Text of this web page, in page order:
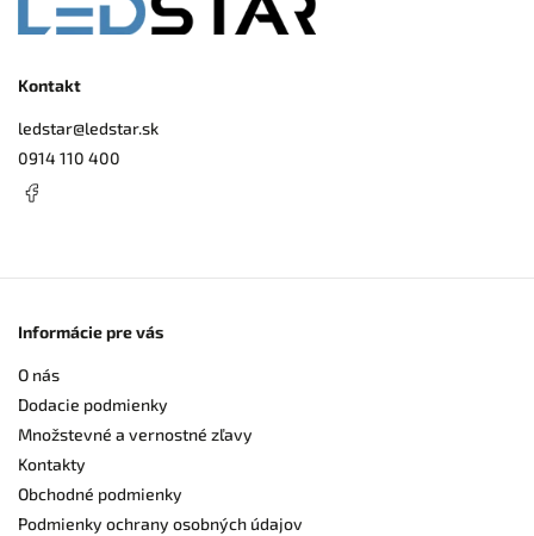
Kontakt
ledstar@ledstar.sk
0914 110 400
Informácie pre vás
O nás
Dodacie podmienky
Množstevné a vernostné zľavy
Kontakty
Obchodné podmienky
Podmienky ochrany osobných údajov